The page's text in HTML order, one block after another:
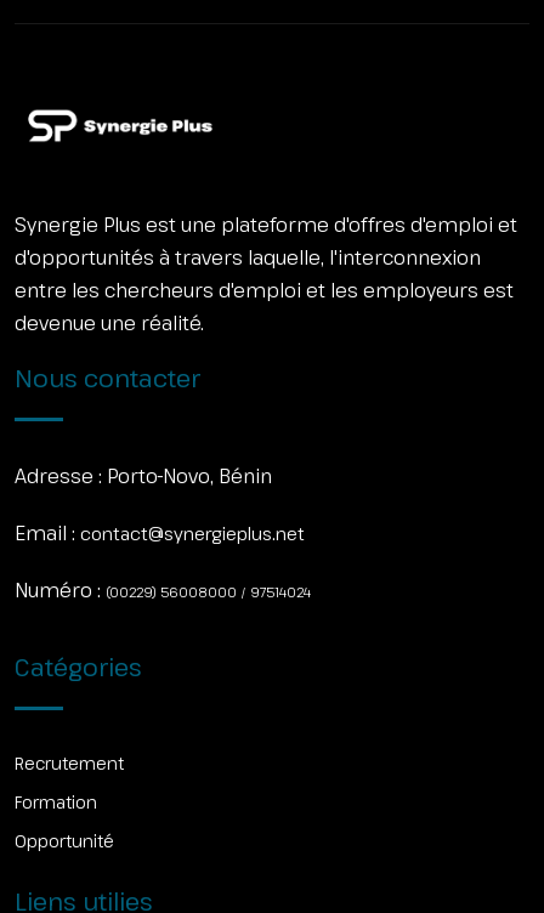
Synergie Plus est une plateforme d'offres d'emploi et
d'opportunités à travers laquelle, l'interconnexion
entre les chercheurs d'emploi et les employeurs est
devenue une réalité.
Nous contacter
Adresse : Porto-Novo, Bénin
Email : contact@synergieplus.net
Numéro : (00229) 56008000 / 97514024
Catégories
Recrutement
Formation
Opportunité
Liens utilies